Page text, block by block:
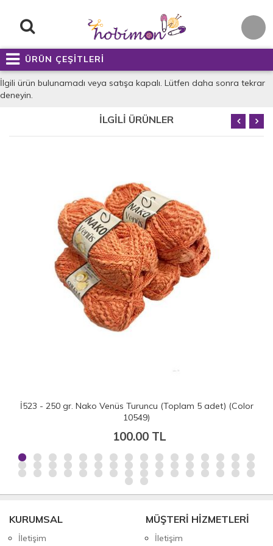
ÜRÜN ÇEŞİTLERİ
İlgili ürün bulunamadı veya satışa kapalı. Lütfen daha sonra tekrar
deneyin.
İLGİLİ ÜRÜNLER
İ523 - 250 gr. Nako Venüs Turuncu (Toplam 5 adet) (Color
10549)
100.00 TL
KURUMSAL
İletişim
MÜŞTERİ HİZMETLERİ
İletişim